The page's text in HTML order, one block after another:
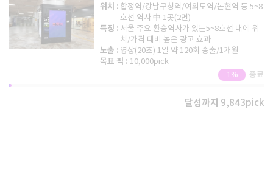
위치 : 합정역/강남구청역/여의도역/논현역 등 5~8
호선 역사 中 1곳(2면)
특징 : 서울 주요 환승역사가 있는5~8호선 내에 위
치/가격 대비 높은 광고 효과
노출 : 영상(20초) 1일 약 120회 송출/1개월
목표 픽 : 10,000pick
1% 종료
달성까지 9,843pick